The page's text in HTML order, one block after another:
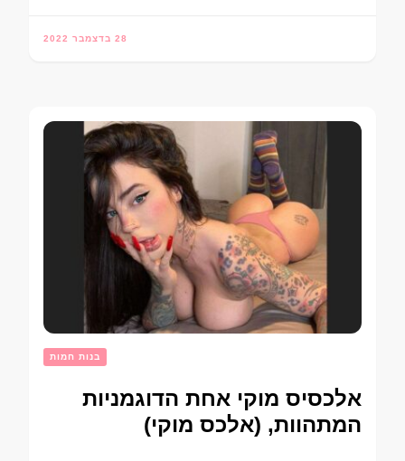
28 בדצמבר 2022
בנות חמות
אלכסיס מוקי אחת הדוגמניות
המתהוות, (אלכס מוקי)